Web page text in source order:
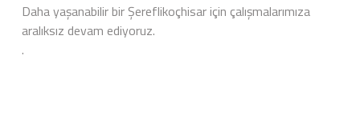
Daha yaşanabilir bir Şereflikoçhisar için çalışmalarımıza
aralıksız devam ediyoruz.
.